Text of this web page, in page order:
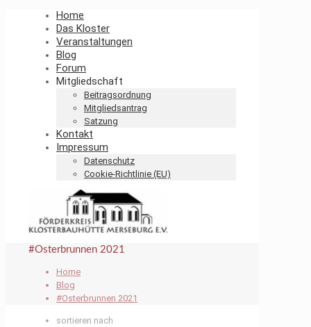
Home
Das Kloster
Veranstaltungen
Blog
Forum
Mitgliedschaft
Beitragsordnung
Mitgliedsantrag
Satzung
Kontakt
Impressum
Datenschutz
Cookie-Richtlinie (EU)
#Osterbrunnen 2021
Home
Blog
#Osterbrunnen 2021
sortieren nach